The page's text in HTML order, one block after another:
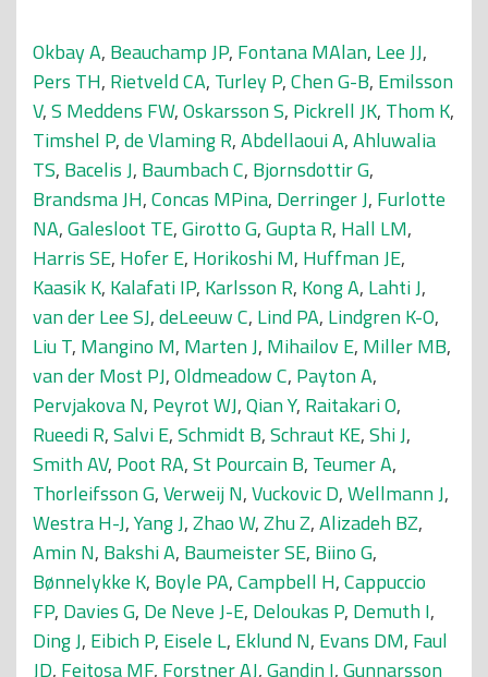
Okbay A, Beauchamp JP, Fontana MAlan, Lee JJ,
Pers TH, Rietveld CA, Turley P,Chen G-B, Emilsson
V,S Meddens FW,Oskarsson S, Pickrell JK, Thom K,
Timshel P,de Vlaming R,Abdellaoui A,Ahluwalia
TS, Bacelis J, Baumbach C, Bjornsdottir G,
Brandsma JH,Concas MPina, Derringer J, Furlotte
NA,Galesloot TE,Girotto G,Gupta R, Hall LM,
Harris SE, Hofer E, Horikoshi M, Huffman JE,
Kaasik K, Kalafati IP, Karlsson R, Kong A, Lahti J,
van der Lee SJ,deLeeuw C, Lind PA, Lindgren K-O,
Liu T, Mangino M, Marten J, Mihailov E, Miller MB,
van der Most PJ,Oldmeadow C, Payton A,
Pervjakova N, Peyrot WJ,Qian Y, Raitakari O,
Rueedi R,Salvi E,Schmidt B,Schraut KE,Shi J,
Smith AV, Poot RA,St Pourcain B, Teumer A,
Thorleifsson G,Verweij N,Vuckovic D,Wellmann J,
Westra H-J,Yang J,Zhao W,Zhu Z,Alizadeh BZ,
Amin N, Bakshi A, Baumeister SE, Biino G,
Bønnelykke K, Boyle PA,Campbell H,Cappuccio
FP, Davies G, De Neve J-E, Deloukas P, Demuth I,
Ding J, Eibich P, Eisele L, Eklund N, Evans DM, Faul
JD, Feitosa MF, Forstner AJ,Gandin I,Gunnarsson